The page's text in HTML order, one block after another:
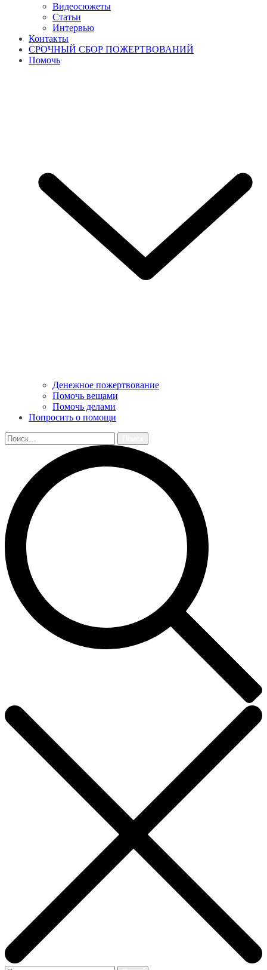
Видеосюжеты
Статьи
Интервью
Контакты
СРОЧНЫЙ СБОР ПОЖЕРТВОВАНИЙ
Помочь
Денежное пожертвование
Помочь вещами
Помочь делами
Попросить о помощи
Найти: